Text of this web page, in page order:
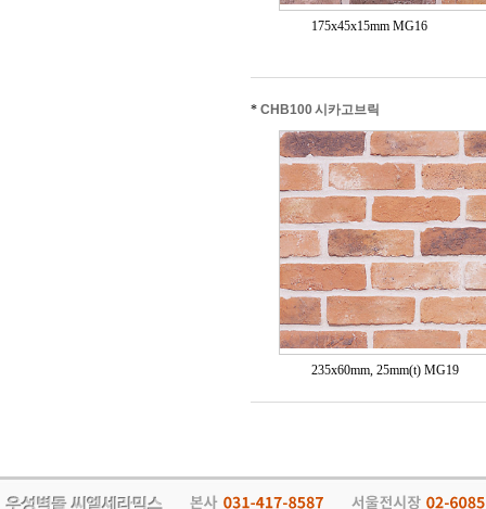
175x45x15mm MG16
* CHB100 시카고브릭
235x60mm, 25mm(t) MG19